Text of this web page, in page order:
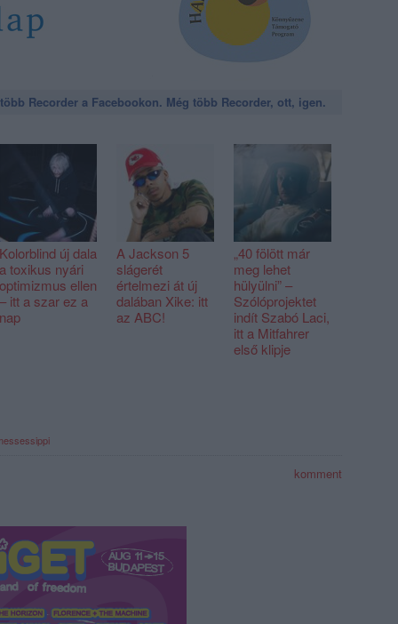
Recorder a Facebookon. Még több Recorder, ott, igen.
Kolorblind új dala
a toxikus nyári
optimizmus ellen
– itt a szar ez a
nap
A Jackson 5
slágerét
értelmezi át új
dalában Xike: itt
az ABC!
„40 fölött már
meg lehet
hülyülni” –
Szólóprojektet
indít Szabó Laci,
itt a Mitfahrer
első klipje
komment